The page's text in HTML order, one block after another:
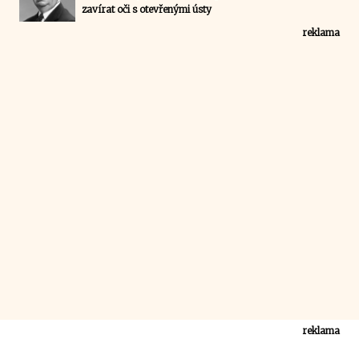
zavírat oči s otevřenými ústy
reklama
reklama